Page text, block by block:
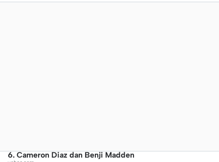
6. Cameron Diaz dan Benji Madden